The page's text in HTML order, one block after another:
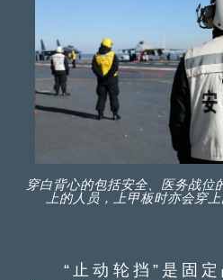
穿白背心的包括安全、医务战位
上的人员，上甲板时亦会穿
“止动轮挡”是固定